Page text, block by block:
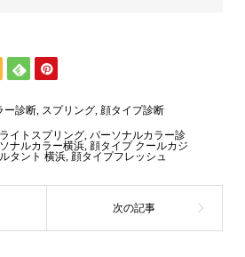
ー診断, スプリング, 顔タイプ診断
イトスプリング, パーソナルカラー診
ナルカラー横浜, 顔タイプ クールカジ
タント 横浜, 顔タイプフレッシュ